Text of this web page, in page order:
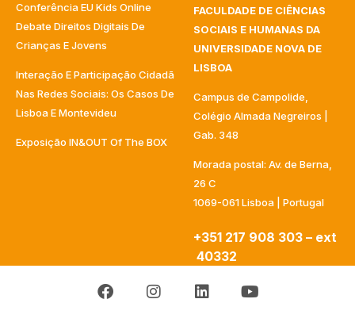
Conferência EU Kids Online
Debate Direitos Digitais De
Crianças E Jovens
Interação E Participação Cidadã
Nas Redes Sociais: Os Casos De
Lisboa E Montevideu
Exposição IN&OUT Of The BOX
FACULDADE DE CIÊNCIAS
SOCIAIS E HUMANAS DA
UNIVERSIDADE NOVA DE
LISBOA
Campus de Campolide,
Colégio Almada Negreiros |
Gab. 348
Morada postal: Av. de Berna,
26 C
1069-061 Lisboa | Portugal
+351 217 908 303 – ext
40332